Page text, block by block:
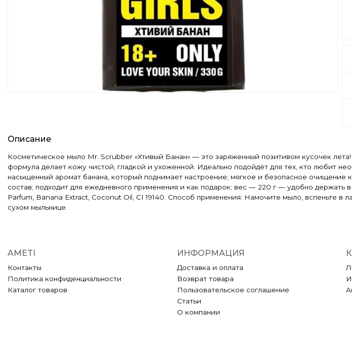
Описание
Косметическое мыло Mr. Scrubber «Хтивый Банан» — это заряженный позитивом кусочек
формула делает кожу чистой, гладкой и ухоженной. Идеально подойдёт для тех, кто любит
насыщенный аромат банана, который поднимает настроение; мягкое и безопасное
состав; подходит для ежедневного применения и как подарок; вес — 220 г — удобно держать
Parfum, Banana Extract, Coconut Oil, CI 19140. Способ применения: Намочите мыло, вспеньте в
сухом мыльнице.
AMETI
Контакты
Политика конфиденциальности
Каталог товаров
ИНФОРМАЦИЯ
Доставка и оплата
Возврат товара
Пользовательское соглашение
Статьи
О компании